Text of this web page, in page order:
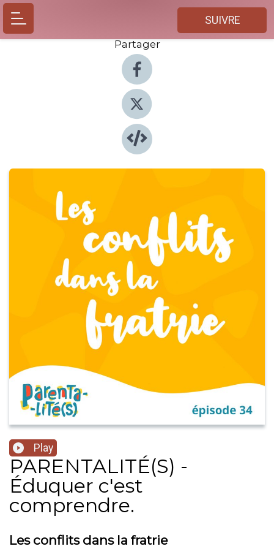
SUIVRE
Partager
Play
PARENTALITÉ(S) -
Éduquer c'est
comprendre.
Les conflits dans la fratrie